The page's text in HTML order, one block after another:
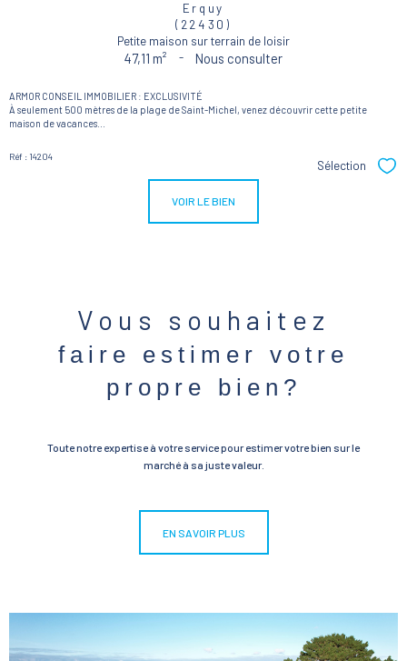
Erquy
(22430)
Petite maison sur terrain de loisir
47,11 m² - Nous consulter
ARMOR CONSEIL IMMOBILIER : EXCLUSIVITÉ
À seulement 500 mètres de la plage de Saint-Michel, venez découvrir cette petite
maison de vacances...
Réf : 14204
Sélection
VOIR LE BIEN
Vous souhaitez
faire estimer votre
propre bien?
Toute notre expertise à votre service pour estimer votre bien sur le
marché à sa juste valeur.
EN SAVOIR PLUS